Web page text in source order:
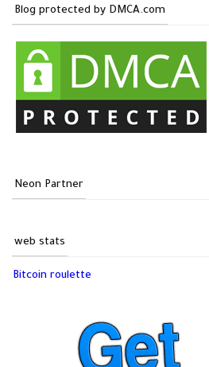
Blog protected by DMCA.com
Neon Partner
web stats
Bitcoin roulette